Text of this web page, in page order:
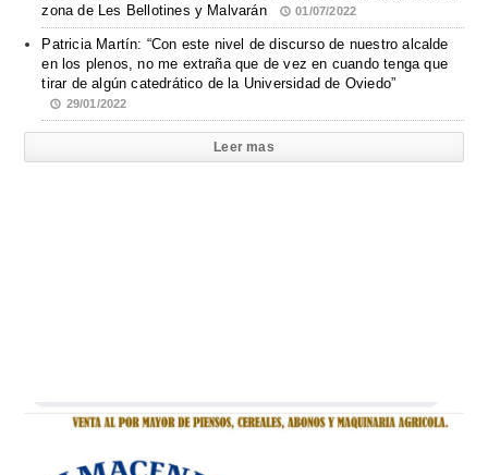
zona de Les Bellotines y Malvarán
01/07/2022
Patricia Martín: “Con este nivel de discurso de nuestro alcalde
en los plenos, no me extraña que de vez en cuando tenga que
tirar de algún catedrático de la Universidad de Oviedo”
29/01/2022
Leer mas